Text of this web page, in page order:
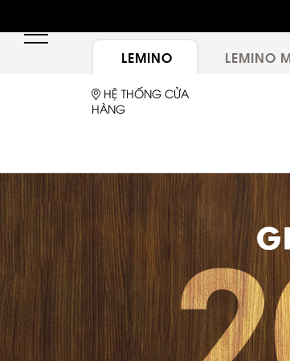
túi LEMINO với logo Double L mới sau một thập kỷ
LEMINO LEMINO
HỆ THỐNG CỬA
HÀNG